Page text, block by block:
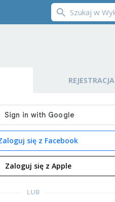
REJESTRACJA
się z Facebook
Zaloguj się z Apple
LUB